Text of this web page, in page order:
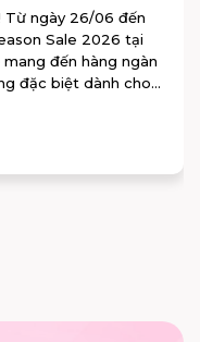
Từ ngày 26/06 đến
Sale 2026 tại
đến hàng ngàn
đặc biệt dành cho